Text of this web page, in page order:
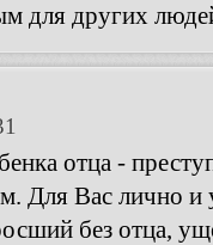
для других
отца -
Для Вас лично
без отца,